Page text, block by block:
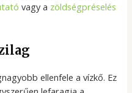
vagy a zöldségpréselés
ellenfele a vízkő. Ez